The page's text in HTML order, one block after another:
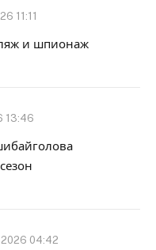
11:11
и шпионаж
13:46
2026 04:42